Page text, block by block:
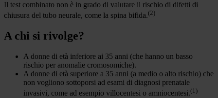
Il test combinato non è in grado di valutare il rischio di difetti di
chiusura del tubo neurale, come la spina bifida.(2)
A chi si rivolge?
A donne di età inferiore ai 35 anni (che hanno un basso
rischio per anomalie cromosomiche).
A donne di età superiore a 35 anni (a medio o alto rischio) che
non vogliono sottoporsi ad esami di diagnosi prenatale
invasivi, come ad esempio villocentesi o amniocentesi.(1)